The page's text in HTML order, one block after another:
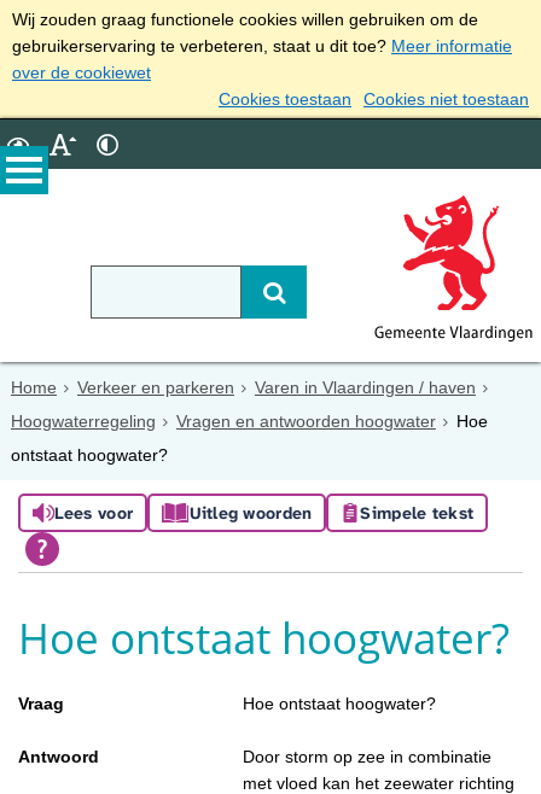
Wij zouden graag functionele cookies willen gebruiken om de
gebruikerservaring te verbeteren, staat u dit toe? Meer informatie
over de cookiewet
Cookies toestaan
Cookies niet toestaan
Home Verkeer en parkeren
Varen in Vlaardingen / haven
Hoogwaterregeling
Vragen en antwoorden hoogwater
Hoe
ontstaat hoogwater?
Lees voor Uitleg woorden Simpele tekst
Hoe ontstaat hoogwater?
Vraag Hoe ontstaat hoogwater?
Antwoord
Door storm op zee in combinatie
met vloed kan het zeewater richting